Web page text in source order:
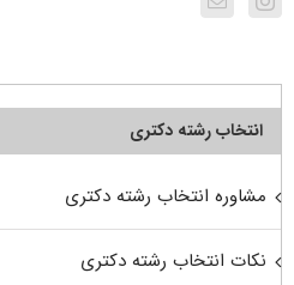
انتخاب رشته دکتری
مشاوره انتخاب رشته دکتری
نکات انتخاب رشته دکتری